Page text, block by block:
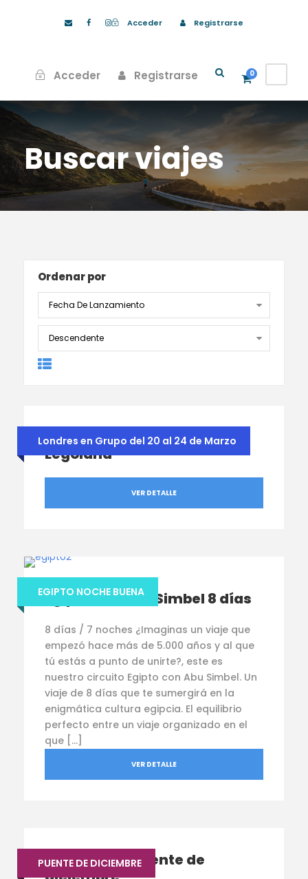
Acceder Registrarse
Acceder Registrarse 0
Buscar viajes
Ordenar por
Londres en Grupo del 20 al 24 de Marzo
Londres con Harry Potter &
Legoland
VER DETALLE
EGIPTO NOCHE BUENA
Egipto con Abu Simbel 8 días
8 días / 7 noches ¿Imaginas un viaje que
empezó hace más de 5.000 años y al que
tú estás a punto de unirte?, este es
nuestro circuito Egipto con Abu Simbel. Un
viaje de 8 días que te sumergirá en la
enigmática cultura egipcia. El equilibrio
perfecto entre un viaje organizado en el
que […]
VER DETALLE
PUENTE DE DICIEMBRE
Nueva York Puente de